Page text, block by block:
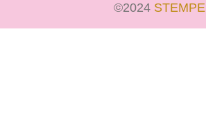
©2024